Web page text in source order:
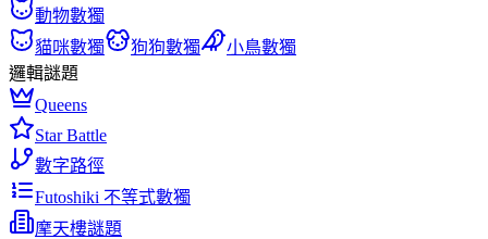
動物數獨
貓咪數獨
狗狗數獨
小鳥數獨
邏輯謎題
Queens
Star Battle
數字路徑
Futoshiki 不等式數獨
摩天樓謎題